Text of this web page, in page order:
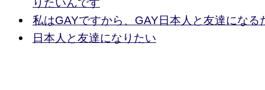
りたいんです
私はGAYですから、GAY日本人と友達になる
日本人と友達になりたい